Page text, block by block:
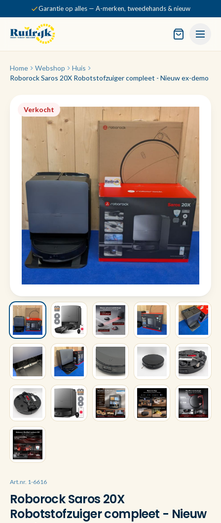
Garantie op alles — A-merken, tweedehands & nieuw
Home Webshop
Huis
Roborock Saros 20X Robotstofzuiger compleet - Nieuw ex-demo
Verkocht
Art.nr. 1-6616
Roborock Saros 20X
Robotstofzuiger compleet - Nieuw